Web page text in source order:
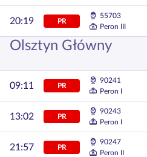
20:19 PR
55703
Peron III
Olsztyn Główny
09:11 PR
90241
Peron I
13:02 PR
90243
Peron I
21:57 PR
90247
Peron II